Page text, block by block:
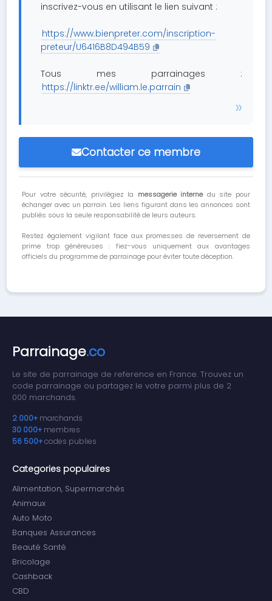
inscrivez-vous en utilisant le lien suivant :
https://www.bienpreter.com/inscription-
preteur/U6416B8D494B59
Tous mes parrainages :
https://linktr.ee/william.le.parrain
Contacter ce membre
Pour votre sécurité, privilégiez la messagerie internedu site pour
échanger avec un parrain. Les liens figurant dans les annonces sont
publiés sous la seule responsabilité de leurs auteurs.
Restez également vigilant face aux promesses de reversement de
prime trop généreuses : fiez-vous uniquement aux avantages
officiels du programme de parrainage pour éviter toute déception.
Parrainage.co
Le site de parrainage de reference en France. Trouvez un
code parrainage ou partagez le votre parmi plus de 2
000 marchands.
2 000+ marchands
30 000+ membres
56 500+codes publies
Categories populaires
Alimentation, Supermarchés
Animaux
Auto Moto
Banques Assurances
Beauté Santé
Bricolage
Cashback
CBD